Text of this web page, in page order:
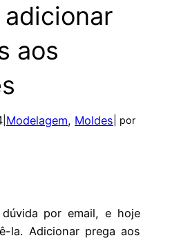
adicionar
aos
Modelagem, Moldes | por
dúvida por email, e hoje
la. Adicionar prega aos